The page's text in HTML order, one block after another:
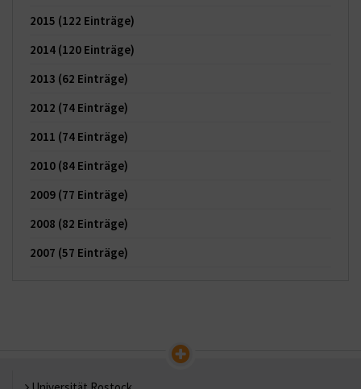
2015 (122 Einträge)
2014 (120 Einträge)
2013 (62 Einträge)
2012 (74 Einträge)
2011 (74 Einträge)
2010 (84 Einträge)
2009 (77 Einträge)
2008 (82 Einträge)
2007 (57 Einträge)